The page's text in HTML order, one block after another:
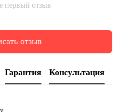
первый отзыв
отзыв
Гарантия Консультация